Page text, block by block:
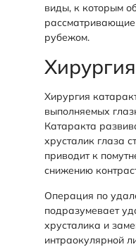
виды, к которым
рассматривающие
рубежом.
Хирургия
выполняемых
Катаракта
хрусталик глаза
приводит к
снижению
Операция по
подразумевает
хрусталика и
интраокулярной